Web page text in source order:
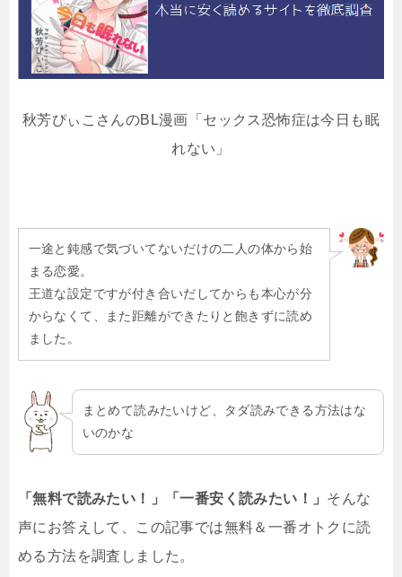
秋芳ぴぃこさんのBL漫画「セックス恐怖症は今日も眠
れない」
一途と鈍感で気づいてないだけの二人の体から始
まる恋愛。
王道な設定ですが付き合いだしてからも本心が分
からなくて、また距離ができたりと飽きずに読め
ました。
まとめて読みたいけど、タダ読みできる方法はな
いのかな
「無料で読みたい！」「一番安く読みたい！」 そんな
声にお答えして、この記事では無料＆一番オトクに読
める方法を調査しました。